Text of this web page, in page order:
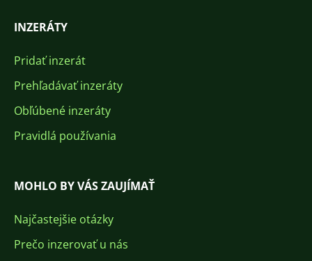
INZERÁTY
Pridať inzerát
Prehľadávať inzeráty
Obľúbené inzeráty
Pravidlá používania
MOHLO BY VÁS ZAUJÍMAŤ
Najčastejšie otázky
Prečo inzerovať u nás